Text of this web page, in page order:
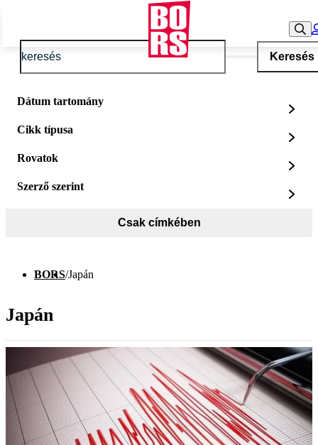
Keresés
Dátum tartomány
Cikk típusa
Rovatok
Szerző szerint
Csak címkében
BORS/Japán
Japán